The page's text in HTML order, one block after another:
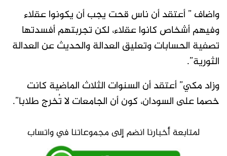
واضاف ” أعتقد أن ناس قحت يجب أن يكونوا عقلاء
وفيهم أشخاص كانوا عقلاء، لكن تجربتهم أفسدتها
تصفية الحسابات وتعليق العدالة والحديث عن العدالة
الثورية”.
وزاد مكي” أعتقد أن السنوات الثلاث الماضية كانت
خصما على السودان، كون أن الجامعات لا تُخرج طلابا”.